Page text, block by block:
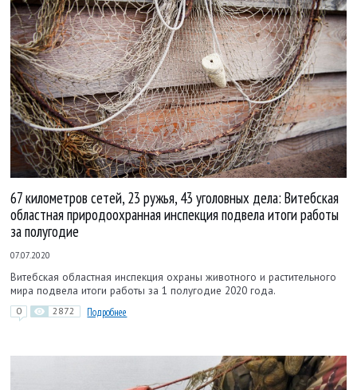
67 километров сетей, 23 ружья, 43 уголовных дела: Витебская
областная природоохранная инспекция подвела итоги работы
за полугодие
07.07.2020
Витебская областная инспекция охраны животного и растительного
мира подвела итоги работы за 1 полугодие 2020 года.
0 2872 Подробнее